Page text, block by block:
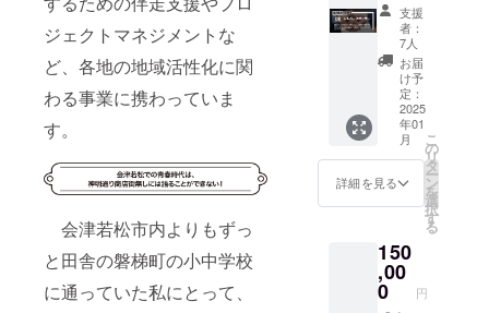
ジェクトマネジメントな
ど、各地の地域活性化に関
わる事業に携わっていま
す。
会津若松市内よりもずっ
と田舎の磐梯町の小中学校
に通っていた私にとって、
フ プラ
ンター
トライ
アング
ル １点
の合計3
点 ・商
品サイ
ズ
ポット
幾何学
模様：
12cm×
幅
12.5cm
コー
直射日
光、高
温多湿
を避け
涼しい
場所で
保存し
てくだ
さい。
・産
地：福
島県耶
梯町大
字更科
字中曽
根平
●『会津
銘産の
生食用
馬刺
し』に
ついて
・名
称：会
用馬刺
し ・内
200g ・
保存方
法：保
存温度
なアイ
テム、
地元の
郷土
品、食
品など
も販売
するラ
イフス
セレク
ト
す。 ・
開業サ
ポー
もマッ
チする
革べこ
です♪
「AND
PERCE
NT」
は、衣
品、植
物、雑
に花を
添えら
れる様
ます。
・プロ
ジェク
ト立ち
上げか
らの関
係者の
熱い想
いと施
設紹介
で構成
ブック
に、ご
支援頂
いた方
は準備
ができ
次第、
11月中
旬以降
を予定
してお
りま
す）。
・開業
サポー
webサ
イトに
ご支援
頂いた
ルバー
スポン
サー】
①開業
サポー
ター企
業とし
て、公
式web
サイト
に会社
ロゴと
を掲載
しま
す。 ②
プロ
支援
者：
7人
お届
け予
定：
2025
年01
月
詳細を見る
こ
の
リ
タ
ー
ン
を
選
択
す
る
150
,00
0 円